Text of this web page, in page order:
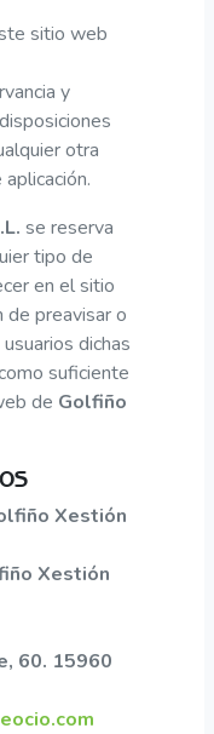
sitio web
y
otra
se reserva
tipo de
en el sitio
de preavisar o
dichas
suficiente
de Golfiño
Xestión
Xestión
60. 15960